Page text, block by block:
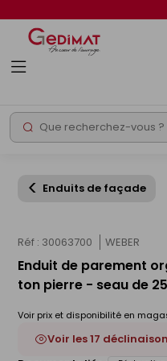
Rechercher
Enduits de façade
Réf : 30063700 WEBER
Enduit de parement
ton pierre - seau de
Voir prix et disponibilité en
Voir les 17